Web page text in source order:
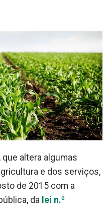
que altera algumas
e dos serviços,
de 2015 com a
da lei n.º